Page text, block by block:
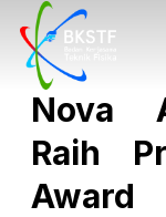
Nova
Raih
Award